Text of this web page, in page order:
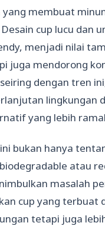
membuat
cup lucu dan
menjadi nilai
juga mendorong
dengan tren
lingkungan
yang lebih
bukan hanya
atau
masalah
cup yang terbuat
tetapi juga